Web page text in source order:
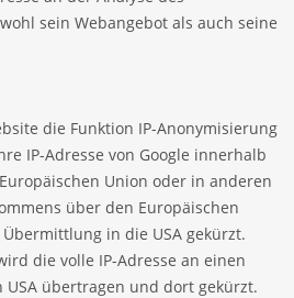
sein Webangebot als auch seine
die Funktion IP-Anonymisierung
IP-Adresse von Google innerhalb
Union oder in anderen
über den Europäischen
in die USA gekürzt.
die volle IP-Adresse an einen
USA übertragen und dort gekürzt.